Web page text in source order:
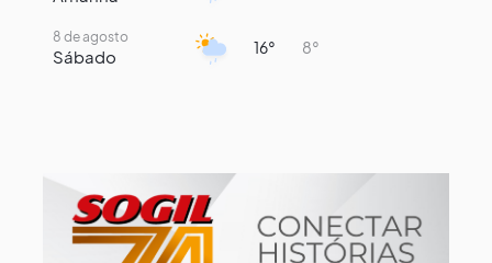
8 de agosto
Sábado 16° 8°
11 de agosto
Terça-Feira 16° 8°